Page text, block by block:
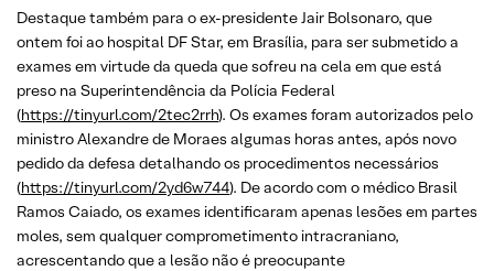
Destaque também para o ex-presidente Jair Bolsonaro, que
ontem foi ao hospital DF Star, em Brasília, para ser submetido a
exames em virtude da queda que sofreu na cela em que está
preso na Superintendência da Polícia Federal
(https://tinyurl.com/2tec2rrh). Os exames foram autorizados pelo
ministro Alexandre de Moraes algumas horas antes, após novo
pedido da defesa detalhando os procedimentos necessários
(https://tinyurl.com/2yd6w744). De acordo com o médico Brasil
Ramos Caiado, os exames identificaram apenas lesões em partes
moles, sem qualquer comprometimento intracraniano,
acrescentando que a lesão não é preocupante